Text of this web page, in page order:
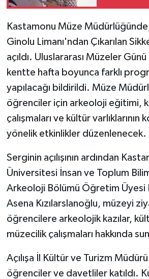
Kastamonu Müze
Ginolu Limanı'ndan Çıkarılan
açıldı. Uluslararası Müzeler Günü
kentte hafta boyunca farklı
yapılacağı bildirildi. Müze
öğrenciler için arkeoloji eğitimi,
çalışmaları ve kültür varlıklarının
yönelik etkinlikler düzenlenecek.
Serginin açılışının ardından
Üniversitesi İnsan ve Toplum
Arkeoloji Bölümü Öğretim
Asena Kızılarslanoğlu, müzeyi
öğrencilere arkeolojik kazılar,
müzecilik çalışmaları hakkında
Açılışa İl Kültür ve Turizm
öğrenciler ve davetliler katıldı.